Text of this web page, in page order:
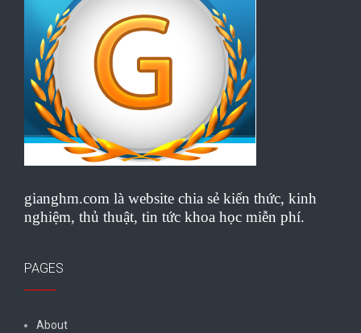
gianghm.com là website chia sẻ kiến thức, kinh
nghiệm, thủ thuật, tin tức khoa học miễn phí.
PAGES
About